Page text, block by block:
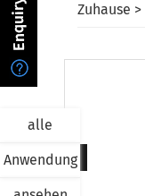
Zuhause >
alle
Anwendung